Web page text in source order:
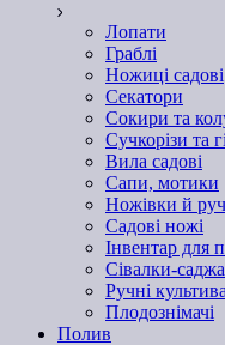
Лопати
Граблі
Ножиці садові
Секатори
Сокири та
Сучкорізи та
Вила садові
Сапи, мотики
Ножівки й
Садові ножі
Інвентар для
Сівалки-
Ручні
Плодознімачі
Полив